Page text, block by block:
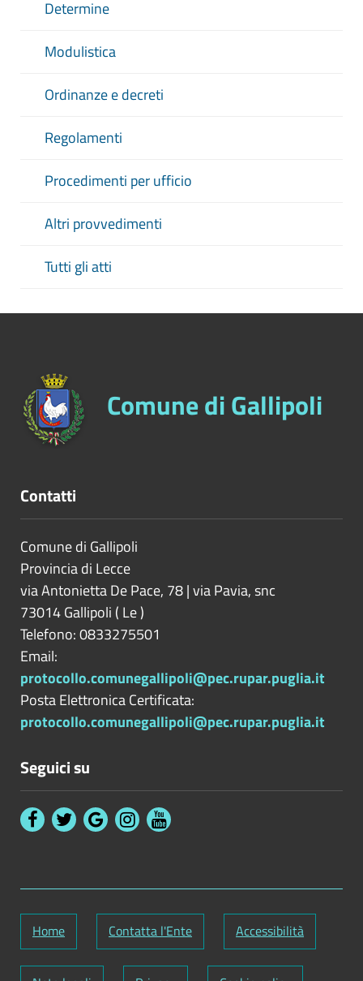
Determine
Modulistica
Ordinanze e decreti
Regolamenti
Procedimenti per ufficio
Altri provvedimenti
Tutti gli atti
Comune di Gallipoli
Contatti
Comune di Gallipoli
Provincia di Lecce
via Antonietta De Pace, 78 | via Pavia, snc
73014Gallipoli ( Le)
Telefono: 0833275501
Email:
protocollo.comunegallipoli@pec.rupar.puglia.it
Posta Elettronica Certificata:
protocollo.comunegallipoli@pec.rupar.puglia.it
Seguici su
Home Contatta l'Ente Accessibilità